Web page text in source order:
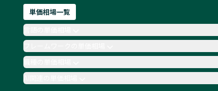
単価相場一覧
職種の単価相場
AI関連の単価相場